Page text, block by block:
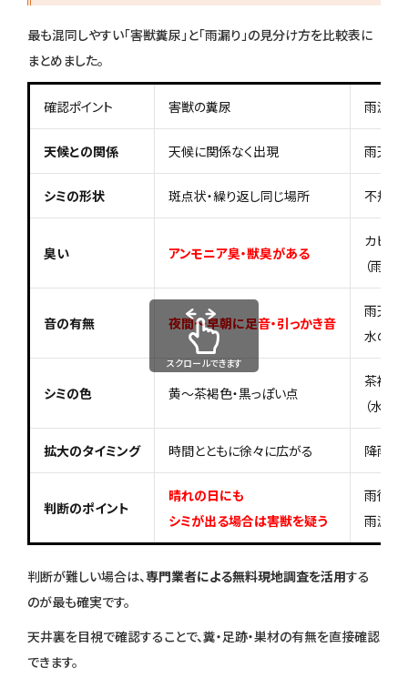
最も混同しやすい「害獣糞尿」と「雨漏り」の見分け方を比較表に
まとめました。
確認ポイント 害獣の糞尿 雨漏り
天候との関係 天候に関係なく出現 雨天・
シミの形状 斑点状・繰り返し同じ場所 不規則
臭い アンモニア臭・獣臭がある
カビ臭
（雨水
音の有無 夜間〜早朝に足音・引っかき音
雨天時
水の音
シミの色 黄〜茶褐色・黒っぽい点
茶褐色
（水が
拡大のタイミング 時間とともに徐々に広がる 降雨の
判断のポイント
晴れの日にも
シミが出る場合は害獣を疑う
雨後の
雨漏り
スクロールできます
判断が難しい場合は、専門業者による無料現地調査を活用する
のが最も確実です。
天井裏を目視で確認することで、糞・足跡・巣材の有無を直接確認
できます。